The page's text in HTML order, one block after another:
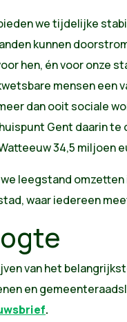
we tijdelijke
kunnen
hen, én voor onze
mensen een
dan ooit sociale
Gent daarin
34,5 miljoen
leegstand omzetten
waar iedereen
van het
en
.